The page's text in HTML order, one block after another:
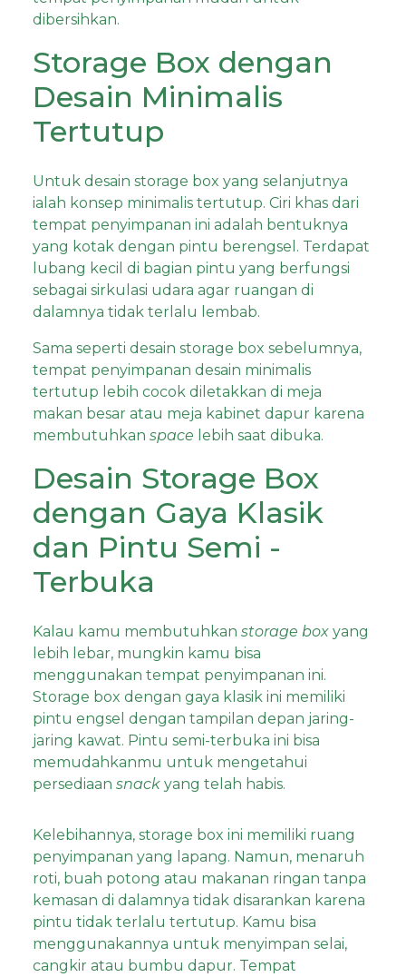
dibersihkan.
Storage Box dengan
Desain Minimalis
Tertutup
Untuk desain storage box yang selanjutnya
ialah konsep minimalis tertutup. Ciri khas dari
tempat penyimpanan ini adalah bentuknya
yang kotak dengan pintu berengsel. Terdapat
lubang kecil di bagian pintu yang berfungsi
sebagai sirkulasi udara agar ruangan di
dalamnya tidak terlalu lembab.
Sama seperti desain storage box sebelumnya,
tempat penyimpanan desain minimalis
tertutup lebih cocok diletakkan di meja
makan besar atau meja kabinet dapur karena
membutuhkan space lebih saat dibuka.
Desain Storage Box
dengan Gaya Klasik
dan Pintu Semi -
Terbuka
Kalau kamu membutuhkan storage box yang
lebih lebar, mungkin kamu bisa
menggunakan tempat penyimpanan ini.
Storage box dengan gaya klasik ini memiliki
pintu engsel dengan tampilan depan jaring-
jaring kawat. Pintu semi-terbuka ini bisa
memudahkanmu untuk mengetahui
persediaan snack yang telah habis.
Kelebihannya, storage box ini memiliki ruang
penyimpanan yang lapang. Namun, menaruh
roti, buah potong atau makanan ringan tanpa
kemasan di dalamnya tidak disarankan karena
pintu tidak terlalu tertutup. Kamu bisa
menggunakannya untuk menyimpan selai,
cangkir atau bumbu dapur. Tempat